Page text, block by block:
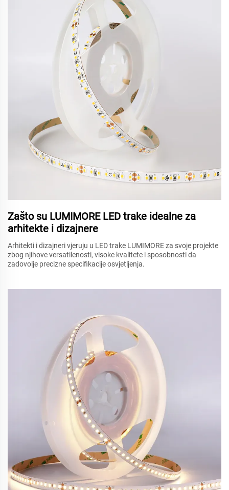
Zašto su LUMIMORE LED trake idealne za
arhitekte i dizajnere
Arhitekti i dizajneri vjeruju u LED trake LUMIMORE za svoje projekte
zbog njihove versatilenosti, visoke kvalitete i sposobnosti da
zadovolje precizne specifikacije osvjetljenja.